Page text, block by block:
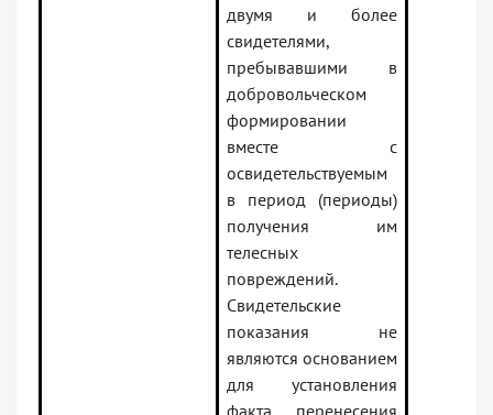
двумя и более
свидетелями,
пребывавшими в
добровольческом
формировании
вместе с
освидетельствуемым
в период (периоды)
получения им
телесных
повреждений.
Свидетельские
показания не
являются основанием
для установления